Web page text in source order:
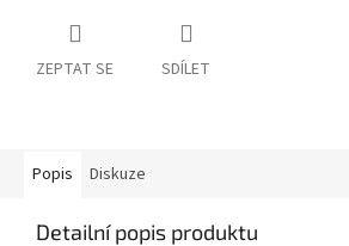
ZEPTAT SE SDÍLET
Popis Diskuze
Detailní popis produktu